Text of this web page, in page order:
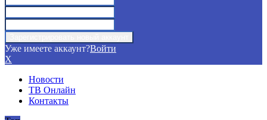
Уже имеете аккаунт?Войти
X
Новости
ТВ Онлайн
Контакты